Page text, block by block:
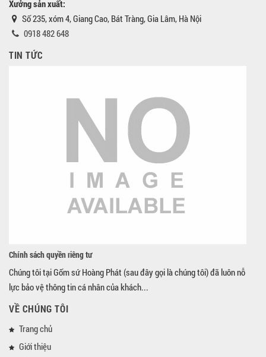
Xưởng sản xuất:
Số 235, xóm 4, Giang Cao, Bát Tràng, Gia Lâm, Hà Nội
0918 482 648
TIN TỨC
Chính sách quyền riêng tư
Chúng tôi tại Gốm sứ Hoàng Phát (sau đây gọi là chúng tôi) đã luôn nỗ
lực bảo vệ thông tin cá nhân của khách...
VỀ CHÚNG TÔI
Trang chủ
Giới thiệu